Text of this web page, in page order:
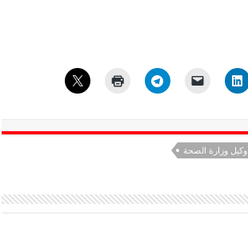
وكيل وزارة الصحة